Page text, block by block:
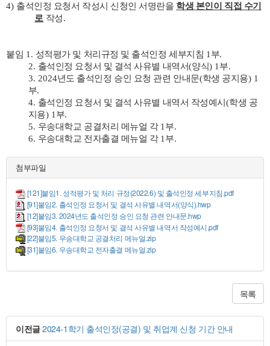
4) 출석인정 요청서 작성시 신청인 서명란을 학생 본인이 직접 수기
로 작성.
붙임 1. 성적평가 및 처리규정 및 출석인정 세부지침 1 부.
2. 출석인정 요청서 및 결석 사유별 내역서(양식) 1 부.
3. 2024년도 출석인정 승인 요청 관련 안내문(학생 공지용) 1
부.
4. 출석인정 요청서 및 결석 사유별 내역서 작성예시 (학생 공
지용) 1 부.
5. 우송대학교 공결처리 메뉴얼 각 1 부.
6. 우송대학교 전자출결 메뉴얼 각 1 부.
첨부파일
[121]붙임1. 성적평가 및 처리 규정(2022.6) 및 출석인정 세부지침.pdf
[91]붙임2. 출석인정 요청서 및 결석 사유별 내역서(양식).hwp
[12]붙임3. 2024년도 출석인정 승인 요청 관련 안내문.hwp
[93]붙임4. 출석인정 요청서 및 결석 사유별 내역서 작성예시.pdf
[22]붙임5. 우송대학교 공결처리 메뉴얼.zip
[31]붙임6. 우송대학교 전자출결 메뉴얼.zip
목록
이전글2024-1학기 출석인정(공결) 및 취업계 신청 기간 안내